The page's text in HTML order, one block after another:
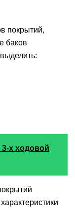
покрытий,
баков
3-х ходовой